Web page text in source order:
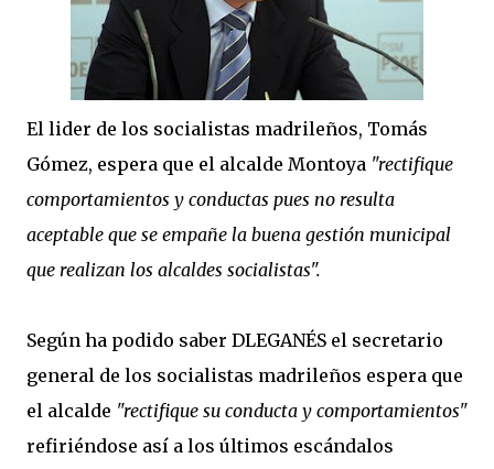
El lider de los socialistas madrileños, Tomás
Gómez, espera que el alcalde Montoya "rectifique
comportamientos y conductas pues no resulta
aceptable que se empañe la buena gestión municipal
que realizan los alcaldes socialistas".
Según ha podido saber DLEGANÉS el secretario
general de los socialistas madrileños espera que
el alcalde "rectifique su conducta y comportamientos"
refiriéndose así a los últimos escándalos